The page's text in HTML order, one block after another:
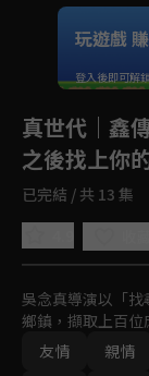
Unmute
玩遊戲
登入後即可解
真世代｜鑫
之後找上你
已完結 / 共 13 集
吳念真導演以「
鄉鎮，擷取上百位
友情
親情